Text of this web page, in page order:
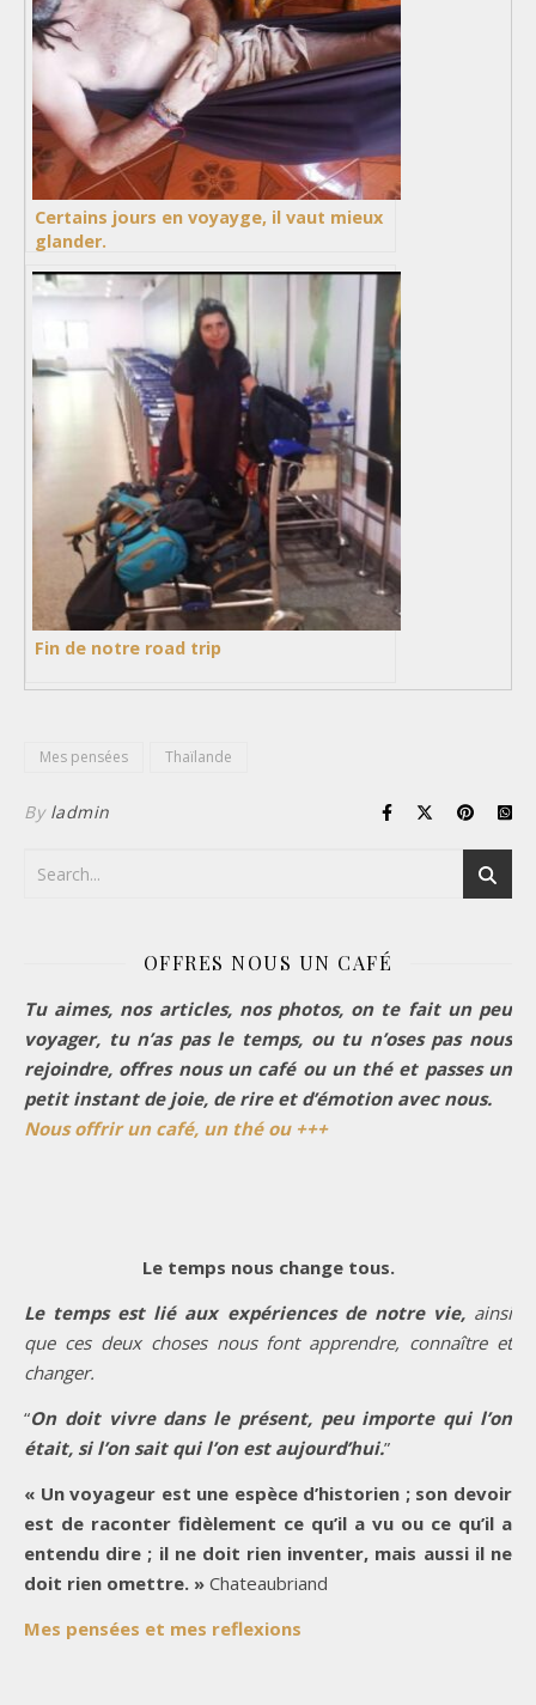
Certains jours en voyayge, il vaut mieux
glander.
Fin de notre road trip
Mes pensées Thaïlande
By ladmin
OFFRES NOUS UN CAFÉ
Tu aimes, nos articles, nos photos, on te fait un peu
voyager, tu n’as pas le temps, ou tu n’oses pas nous
rejoindre, offres nous un café ou un thé et passes un
petit instant de joie, de rire et d’émotion avec nous.
Nous offrir un café, un thé ou +++
Le temps nous change tous.
Le temps est lié aux expériences de notre vie, ainsi
que ces deux choses nous font apprendre, connaître et
changer.
“On doit vivre dans le présent, peu importe qui l’on
était, si l’on sait qui l’on est aujourd’hui.”
« Un voyageur est une espèce d’historien ; son devoir
est de raconter fidèlement ce qu’il a vu ou ce qu’il a
entendu dire ; il ne doit rien inventer, mais aussi il ne
doit rien omettre. » Chateaubriand
Mes pensées et mes reflexions